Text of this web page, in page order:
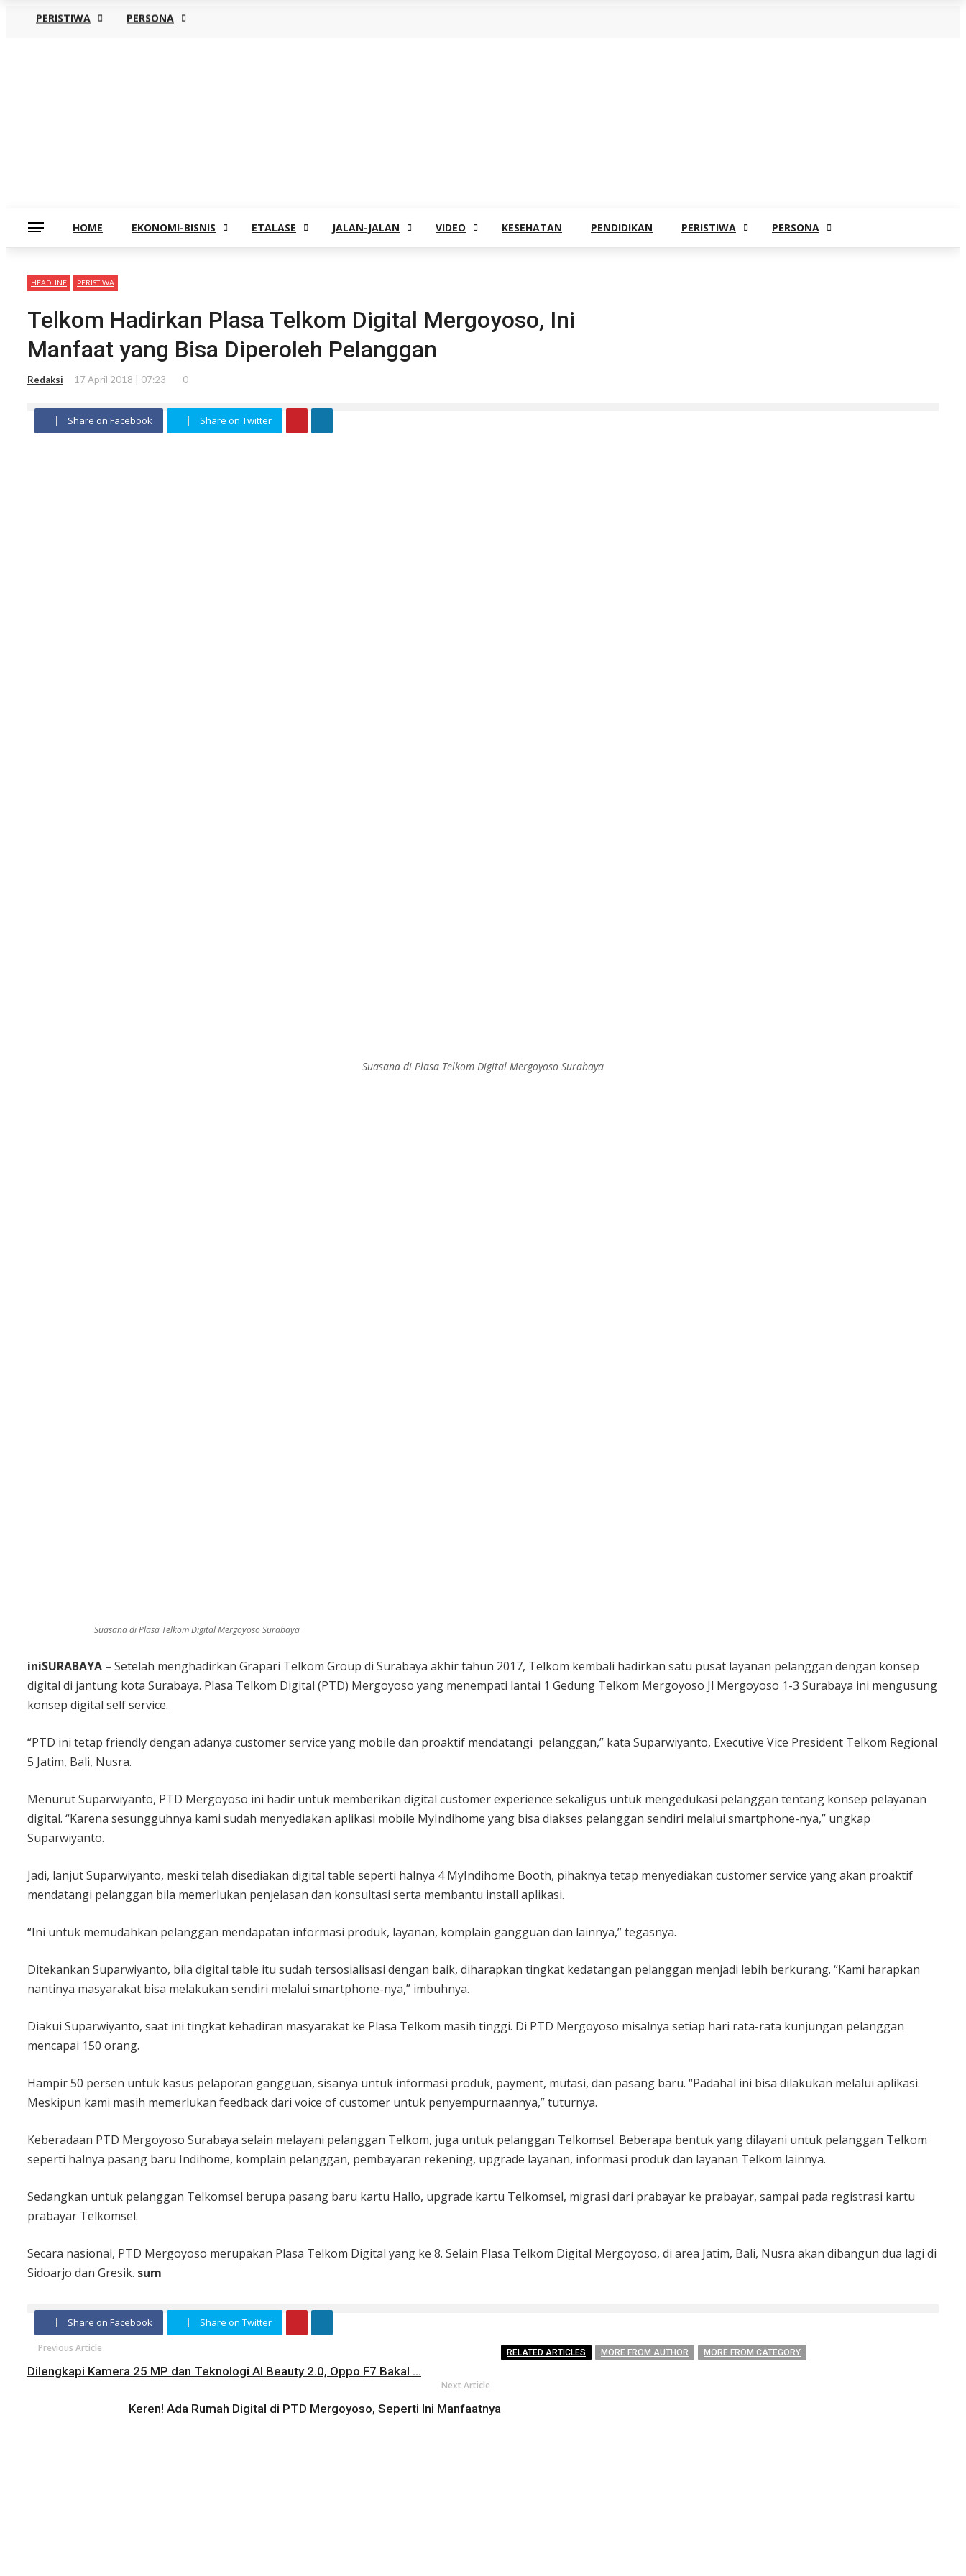
HOME EKONOMI-BISNIS ETALASE JALAN-JALAN VIDEO KESEHATAN PENDIDIKAN PERISTIWA PERSONA
PERISTIWA PERSONA
HEADLINE PERISTIWA
Telkom Hadirkan Plasa Telkom Digital Mergoyoso, Ini
Manfaat yang Bisa Diperoleh Pelanggan
Redaksi 17 April 2018 | 07:23 0
Share on Facebook Share on Twitter
Suasana di Plasa Telkom Digital Mergoyoso Surabaya
Suasana di Plasa Telkom Digital Mergoyoso Surabaya
iniSURABAYA – Setelah menghadirkan Grapari Telkom Group di Surabaya akhir tahun 2017, Telkom kembali hadirkan satu pusat layanan pelanggan dengan konsep
digital di jantung kota Surabaya. Plasa Telkom Digital (PTD) Mergoyoso yang menempati lantai 1 Gedung Telkom Mergoyoso Jl Mergoyoso 1-3 Surabaya ini mengusung
konsep digital self service.
“PTD ini tetap friendly dengan adanya customer service yang mobile dan proaktif mendatangi pelanggan,” kata Suparwiyanto, Executive Vice President Telkom Regional
5 Jatim, Bali, Nusra.
Menurut Suparwiyanto, PTD Mergoyoso ini hadir untuk memberikan digital customer experience sekaligus untuk mengedukasi pelanggan tentang konsep pelayanan
digital. “Karena sesungguhnya kami sudah menyediakan aplikasi mobile MyIndihome yang bisa diakses pelanggan sendiri melalui smartphone-nya,” ungkap
Suparwiyanto.
Jadi, lanjut Suparwiyanto, meski telah disediakan digital table seperti halnya 4 MyIndihome Booth, pihaknya tetap menyediakan customer service yang akan proaktif
mendatangi pelanggan bila memerlukan penjelasan dan konsultasi serta membantu install aplikasi.
“Ini untuk memudahkan pelanggan mendapatan informasi produk, layanan, komplain gangguan dan lainnya,” tegasnya.
Ditekankan Suparwiyanto, bila digital table itu sudah tersosialisasi dengan baik, diharapkan tingkat kedatangan pelanggan menjadi lebih berkurang. “Kami harapkan
nantinya masyarakat bisa melakukan sendiri melalui smartphone-nya,” imbuhnya.
Diakui Suparwiyanto, saat ini tingkat kehadiran masyarakat ke Plasa Telkom masih tinggi. Di PTD Mergoyoso misalnya setiap hari rata-rata kunjungan pelanggan
mencapai 150 orang.
Hampir 50 persen untuk kasus pelaporan gangguan, sisanya untuk informasi produk, payment, mutasi, dan pasang baru. “Padahal ini bisa dilakukan melalui aplikasi.
Meskipun kami masih memerlukan feedback dari voice of customer untuk penyempurnaannya,” tuturnya.
Keberadaan PTD Mergoyoso Surabaya selain melayani pelanggan Telkom, juga untuk pelanggan Telkomsel. Beberapa bentuk yang dilayani untuk pelanggan Telkom
seperti halnya pasang baru Indihome, komplain pelanggan, pembayaran rekening, upgrade layanan, informasi produk dan layanan Telkom lainnya.
Sedangkan untuk pelanggan Telkomsel berupa pasang baru kartu Hallo, upgrade kartu Telkomsel, migrasi dari prabayar ke prabayar, sampai pada registrasi kartu
prabayar Telkomsel.
Secara nasional, PTD Mergoyoso merupakan Plasa Telkom Digital yang ke 8. Selain Plasa Telkom Digital Mergoyoso, di area Jatim, Bali, Nusra akan dibangun dua lagi di
Sidoarjo dan Gresik. sum
Share on Facebook Share on Twitter
Previous Article
Dilengkapi Kamera 25 MP dan Teknologi AI Beauty 2.0, Oppo F7 Bakal ...
Next Article
Keren! Ada Rumah Digital di PTD Mergoyoso, Seperti Ini Manfaatnya
RELATED ARTICLES MORE FROM AUTHOR MORE FROM CATEGORY